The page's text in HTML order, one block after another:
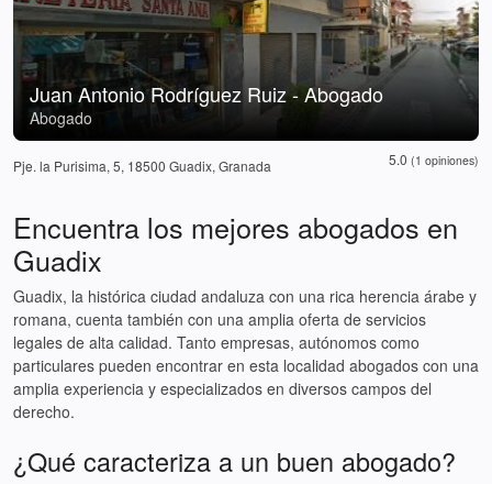
Juan Antonio Rodríguez Ruiz - Abogado
Abogado
Pje. la Purisima, 5, 18500 Guadix, Granada 5.0 (1 opiniones)
Encuentra los mejores abogados en
Guadix
Guadix, la histórica ciudad andaluza con una rica herencia árabe y
romana, cuenta también con una amplia oferta de servicios
legales de alta calidad. Tanto empresas, autónomos como
particulares pueden encontrar en esta localidad abogados con una
amplia experiencia y especializados en diversos campos del
derecho.
¿Qué caracteriza a un buen abogado?